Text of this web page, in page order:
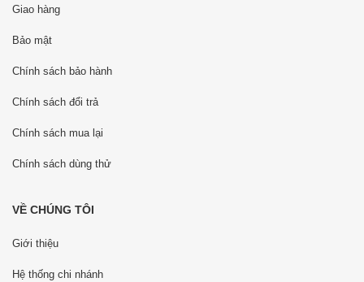
Giao hàng
Bảo mật
Chính sách bảo hành
Chính sách đổi trả
Chính sách mua lại
Chính sách dùng thử
VỀ CHÚNG TÔI
Giới thiệu
Hệ thống chi nhánh